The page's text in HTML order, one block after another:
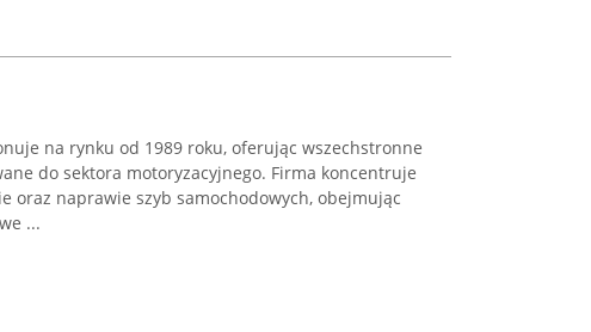
na rynku od 1989 roku, oferując wszechstronne
do sektora motoryzacyjnego. Firma koncentruje
oraz naprawie szyb samochodowych, obejmując
...